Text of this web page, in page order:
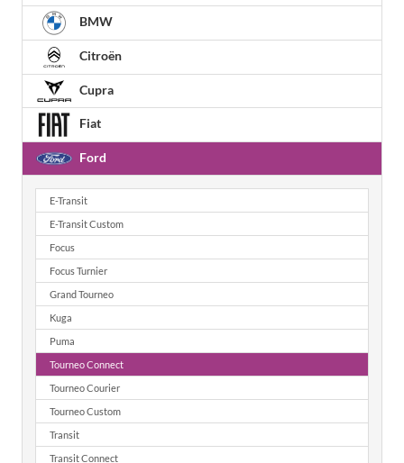
BMW
Citroën
Cupra
Fiat
Ford
E-Transit
E-Transit Custom
Focus
Focus Turnier
Grand Tourneo
Kuga
Puma
Tourneo Connect
Tourneo Courier
Tourneo Custom
Transit
Transit Connect